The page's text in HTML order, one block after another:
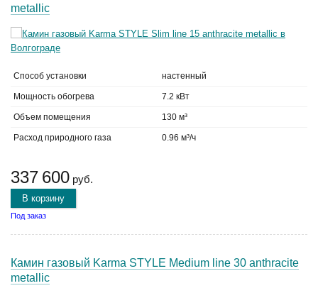
metallic
Способ установки настенный
Мощность обогрева 7.2 кВт
Объем помещения 130 м³
Расход природного газа 0.96 м³/ч
337 600 руб.
В корзину
Под заказ
Камин газовый Karma STYLE Medium line 30 anthracite
metallic